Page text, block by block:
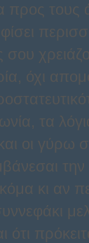
προς τους
σου
όχι
τα
οι γύρω
κι αν
ότι